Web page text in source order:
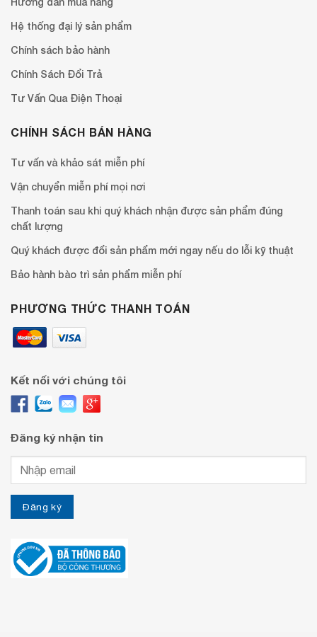
Hệ thống đại lý sản phẩm
Chính sách bảo hành
Chính Sách Đổi Trả
Tư Vấn Qua Điện Thoại
CHÍNH SÁCH BÁN HÀNG
Tư vấn và khảo sát miễn phí
Vận chuyển miễn phí mọi nơi
Thanh toán sau khi quý khách nhận được sản phẩm đúng
chất lượng
Quý khách được đổi sản phẩm mới ngay nếu do lỗi kỹ thuật
Bảo hành bào trì sản phẩm miễn phí
PHƯƠNG THỨC THANH TOÁN
Kết nối với chúng tôi
Đăng ký nhận tin